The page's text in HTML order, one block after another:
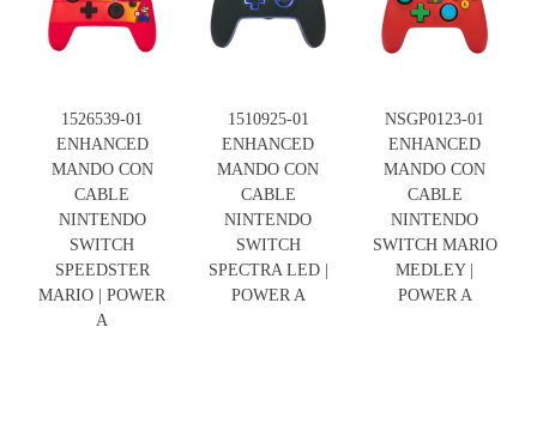
1526539-01
ENHANCED
MANDO CON
CABLE
NINTENDO
SWITCH
SPEEDSTER
MARIO | POWER
A
1510925-01
ENHANCED
MANDO CON
CABLE
NINTENDO
SWITCH
SPECTRA LED |
POWER A
NSGP0123-01
ENHANCED
MANDO CON
CABLE
NINTENDO
SWITCH MARIO
MEDLEY |
POWER A